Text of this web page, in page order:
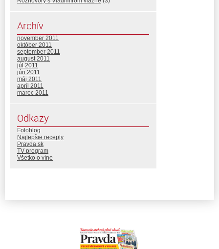
Archív
november 2011
október 2011
september 2011
august 2011
júl 2011
jún 2011
máj 2011
apríl 2011
marec 2011
Odkazy
Fotoblog
Najlepšie recepty
Pravda.sk
TV program
Všetko o víne